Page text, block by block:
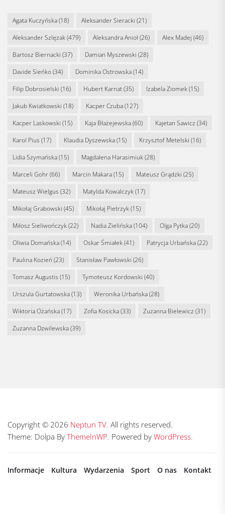
Agata Kuczyńska(18) Aleksander Sieracki (21)
Aleksander Szlęzak(479) Aleksandra Anioł(26) Alex Madej (46)
Bartosz Biernacki (37) Damian Myszewski (28)
Davide Sieńko(34) Dominika Ostrowska(14)
Filip Dobrosielski (16) Hubert Karnat(35) Izabela Ziomek(15)
Jakub Kwiatkowski (18) Kacper Czuba(127)
Kacper Laskowski (15) Kaja Błażejewska(60) Kajetan Sawicz (34)
Karol Pius (17) Klaudia Dyszewska(15) Krzysztof Metelski (16)
Lidia Szymańska(15) Magdalena Harasimiuk(28)
Marceli Gohr(66) Marcin Makara(15) Mateusz Grądzki (25)
Mateusz Wielgus (32) Matylda Kowalczyk(17)
Mikołaj Grabowski (45) Mikołaj Pietrzyk(15)
Miłosz Sieliwończyk(22) Nadia Zielińska(104) Olga Pytka(20)
Oliwia Domańska(14) Oskar Śmiałek(41) Patrycja Urbańska(22)
Paulina Kozień (23) Stanisław Pawłowski (26)
Tomasz Augustis (15) Tymoteusz Kordowski (40)
Urszula Gurtatowska(13) Weronika Urbańska(28)
Wiktoria Ożańska(17) Zofia Kosicka(33) Zuzanna Bielewicz (31)
Zuzanna Dzwilewska(39)
Copyright © 2026 Neptun TV. All rights reserved.
Theme: Dolpa By ThemeInWP. Powered by WordPress.
Informacje Kultura Wydarzenia Sport O nas Kontakt